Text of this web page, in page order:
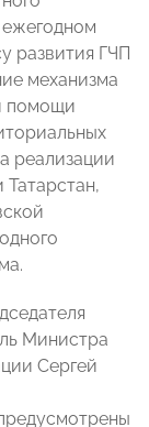
ежегодном
развития ГЧП
механизма
помощи
реализации
Министра
Сергей